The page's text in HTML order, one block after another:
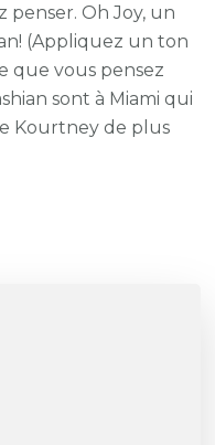
penser. Oh Joy, un
(Appliquez un ton
que vous pensez
sont à Miami qui
Kourtney de plus